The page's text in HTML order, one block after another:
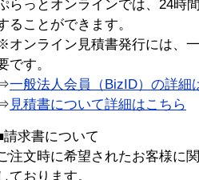
らっとオンラインでは、24時
ることができます。
オンライン見積書発行には、
です。
一般法人会員（BizID）の詳細
見積書について詳細はこちら
請求書について
注文時に希望されたお客様に
ております。